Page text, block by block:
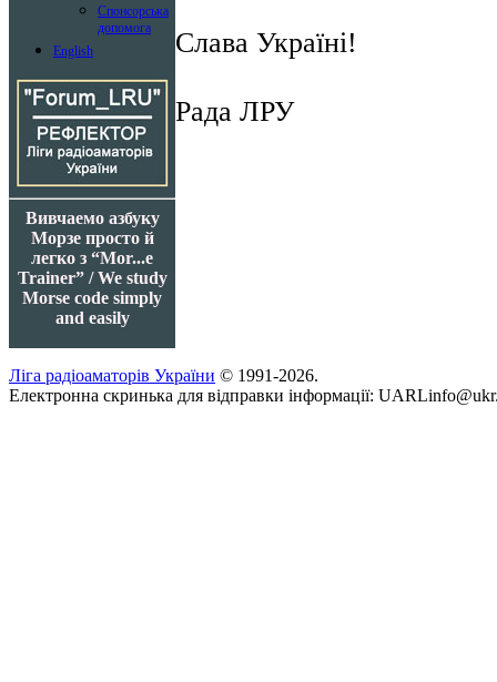
Спонсорська
допомога
English
Вивчаемо азбуку
Морзе просто й
легко з “Mor...e
Trainer” / We study
Morse code simply
and easily
Слава Україні!
Рада ЛРУ
Ліга радіоаматорів України © 1991-2026.
Електронна скринька для відправки інформації: